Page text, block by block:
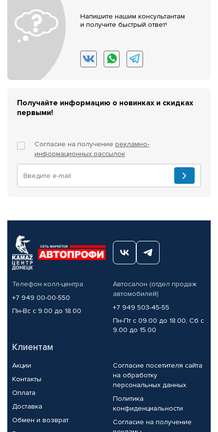
Напишите нашим консультантам
и получите быстрый ответ!
Получайте информацию о новинках и скидках
первыми!
Согласие на получение рекламно-
информационных рассылок
Телефон колл-центра
+7 949 00-00-550
Пн-Вс с 9.00 до 18.00
Автосалон (отдел продаж
автомобилей)
+7 949 503-45-55
Пн-Пт с 09.00 до 18.00, Сб с
9.00 до 15.00
Клиентам
Акции
Контакты
Оплата
Доставка
Обмен и возврат
Согласие посетителя сайта
на обработку
персональных данных
Политика
конфиденциальности
Согласие на получение